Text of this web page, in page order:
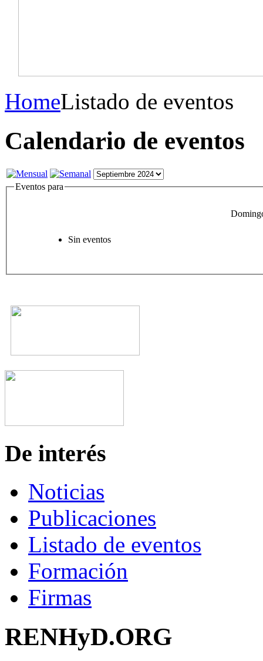
HomeListado de eventos
Calendario de eventos
Eventos para
Sin eventos
De interés
Noticias
Publicaciones
Listado de eventos
Formación
Firmas
RENHyD.ORG